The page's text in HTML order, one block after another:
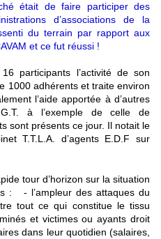
était de faire participer des
d’associations de la
du terrain par rapport aux
et ce fut réussi !
participants l’activité de son
1000 adhérents et traite environ
l’aide apportée à d’autres
à l’exemple de celle de
sont présents ce jour. Il notait le
T.T.L.A. d’agents E.D.F sur
tour d’horizon sur la situation
: - l’ampleur des attaques du
tout ce qui constitue le tissu
et victimes ou ayants droit
dans leur quotidien (salaires,